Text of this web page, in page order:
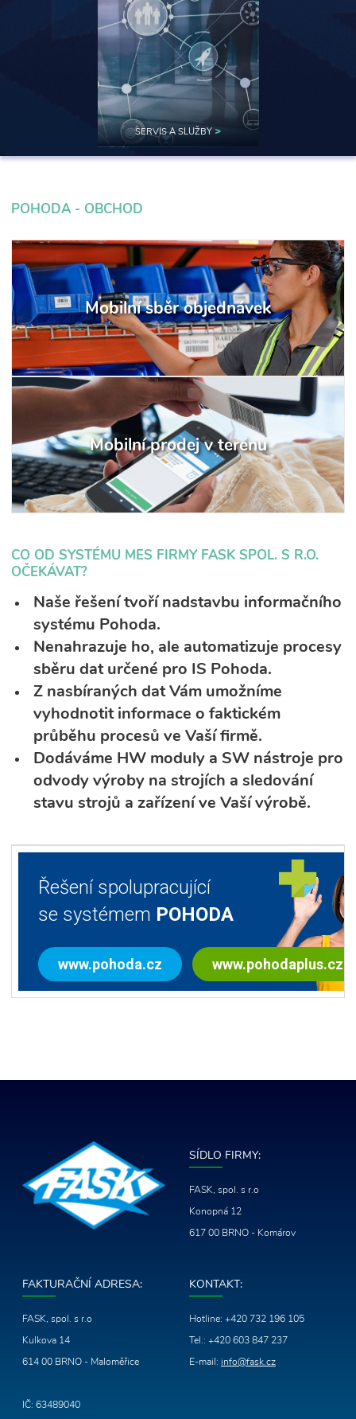
SERVIS A SLUŽBY >
POHODA - OBCHOD
Mobilní sběr objednávek
Mobilní prodej v terénu
CO OD SYSTÉMU MES FIRMY FASK SPOL. S R.O.
OČEKÁVAT?
Naše řešení tvoří nadstavbu informačního
systému Pohoda.
Nenahrazuje ho, ale automatizuje procesy
sběru dat určené pro IS Pohoda.
Z nasbíraných dat Vám umožníme
vyhodnotit informace o faktickém
průběhu procesů ve Vaší firmě.
Dodáváme HW moduly a SW nástroje pro
odvody výroby na strojích a sledování
stavu strojů a zařízení ve Vaší výrobě.
Řešení spolupracující
se systémem POHODA
www.pohoda.cz www.pohodaplus.cz
SÍDLO FIRMY:
FASK, spol. s r.o
Konopná 12
617 00 BRNO - Komárov
FAKTURAČNÍ ADRESA:
FASK, spol. s r.o
Kulkova 14
614 00 BRNO - Maloměřice
IČ: 63489040
KONTAKT:
Hotline: +420 732 196 105
Tel.: +420 603 847 237
E-mail: info@fask.cz